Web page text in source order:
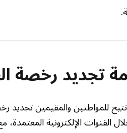
تجديد رخصة
للمواطنين والمقيمين تجديد
القنوات الإلكترونية